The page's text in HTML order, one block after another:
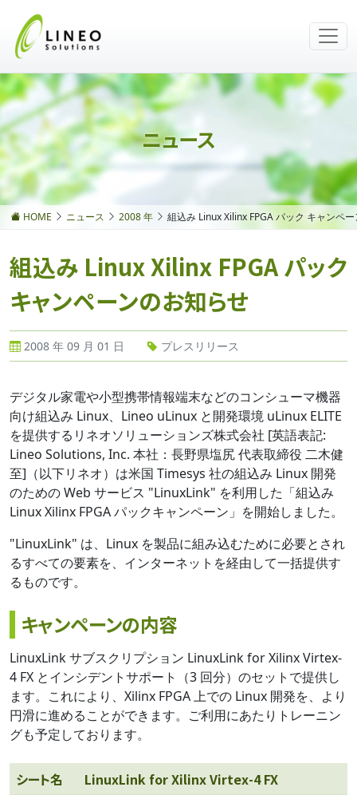
ニュース
HOME ニュース 2008 年 組込み Linux Xilinx FPGA パック キャンペ
組込み Linux Xilinx FPGA パック
キャンペーンのお知らせ
2008 年 09 月 01 日 プレスリリース
デジタル家電や小型携帯情報端末などのコンシューマ機器
向け組込み Linux、Lineo uLinux と開発環境 uLinux ELITE
を提供するリネオソリューションズ株式会社 [英語表記:
Lineo Solutions, Inc. 本社：長野県塩尻 代表取締役 二木健
至]（以下リネオ）は米国 Timesys 社の組込み Linux 開発
のための Web サービス "LinuxLink" を利用した「組込み
Linux Xilinx FPGA パックキャンペーン」を開始しました。
"LinuxLink" は、Linux を製品に組み込むために必要とされ
るすべての要素を、インターネットを経由して一括提供す
るものです。
キャンペーンの内容
LinuxLink サブスクリプション LinuxLink for Xilinx Virtex-
4 FX とインシデントサポート（3 回分）のセットで提供し
ます。これにより、Xilinx FPGA 上での Linux 開発を、より
円滑に進めることができます。ご利用にあたりトレーニン
グも予定しております。
シート名
LinuxLink for Xilinx Virtex-4 FX